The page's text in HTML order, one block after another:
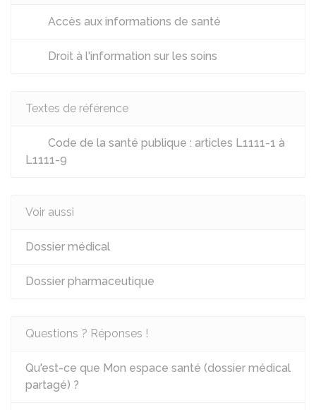
Accès aux informations de santé
Droit à l'information sur les soins
Textes de référence
Code de la santé publique : articles L1111-1 à
L1111-9
Voir aussi
Dossier médical
Dossier pharmaceutique
Questions ? Réponses !
Qu'est-ce que Mon espace santé (dossier médical
partagé) ?